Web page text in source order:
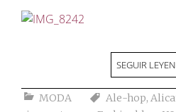
SEGUIR
MODA Ale-hop,